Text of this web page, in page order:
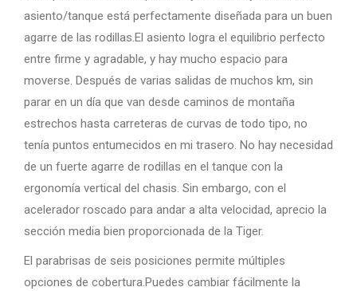
asiento/tanque está perfectamente diseñada para un buen
agarre de las rodillas.El asiento logra el equilibrio perfecto
entre firme y agradable, y hay mucho espacio para
moverse. Después de varias salidas de muchos km, sin
parar en un día que van desde caminos de montaña
estrechos hasta carreteras de curvas de todo tipo, no
tenía puntos entumecidos en mi trasero. No hay necesidad
de un fuerte agarre de rodillas en el tanque con la
ergonomía vertical del chasis. Sin embargo, con el
acelerador roscado para andar a alta velocidad, aprecio la
sección media bien proporcionada de la Tiger.
El parabrisas de seis posiciones permite múltiples
opciones de cobertura.Puedes cambiar fácilmente la